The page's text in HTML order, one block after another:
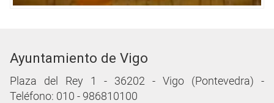
Ayuntamiento de Vigo
Plaza del Rey 1 - 36202 - Vigo (Pontevedra) -
Teléfono: 010 - 986810100